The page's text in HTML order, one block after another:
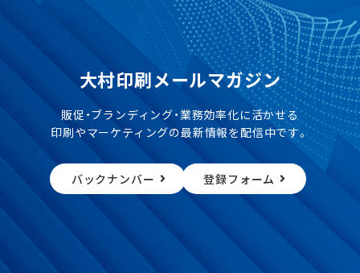
大村印刷メールマガジン
販促・ブランディング・業務効率化に活かせる
印刷やマーケティングの最新情報を配信中です。
バックナンバー 登録フォーム